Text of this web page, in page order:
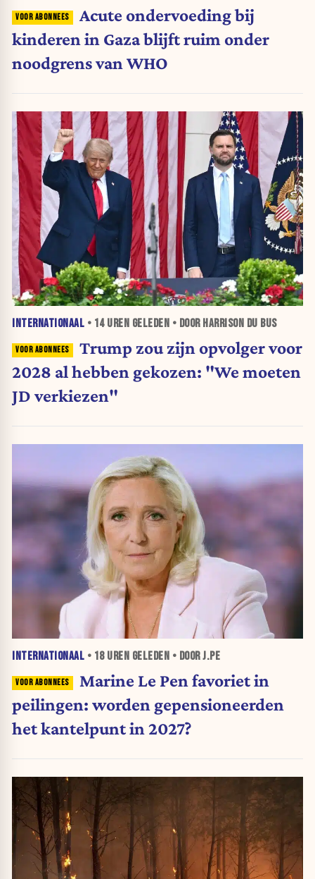
Acute ondervoeding bij
kinderen in Gaza blijft ruim onder
noodgrens van WHO
INTERNATIONAAL • 14 UREN GELEDEN • DOOR HARRISON DU BUS
Trump zou zijn opvolger voor
2028 al hebben gekozen: "We moeten
JD verkiezen"
INTERNATIONAAL • 18 UREN GELEDEN • DOOR J.PE
Marine Le Pen favoriet in
peilingen: worden gepensioneerden
het kantelpunt in 2027?